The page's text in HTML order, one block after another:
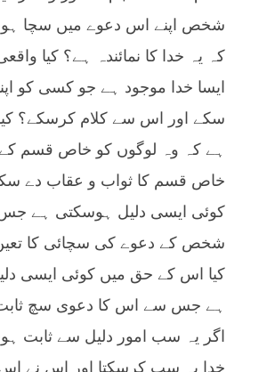
شخص اپنے اس دعوے میں سچا
کہ یہ خدا کا نمائندہ ہے؟ کیا
ایسا خدا موجود ہے جو کسی کو اپنا
سکے اور اس سے کلام کرسکے؟
ہے کہ وہ لوگوں کو خاص قسم کے
خاص قسم کا ثواب و عقاب دے
کوئی ایسی دلیل ہوسکتی ہے
شخص کے دعوے کی سچائی کا
کیا اس کے حق میں کوئی ایسی
ہے جس سے اس کا دعوی سچ
اگر یہ سب امور دلیل سے ثابت
خدا یہ سب کرسکتا اور اس نے